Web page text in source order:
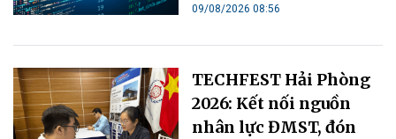
09/08/2026 08:56
TECHFEST Hải Phòng
2026: Kết nối nguồn
nhân lực ĐMST, đón